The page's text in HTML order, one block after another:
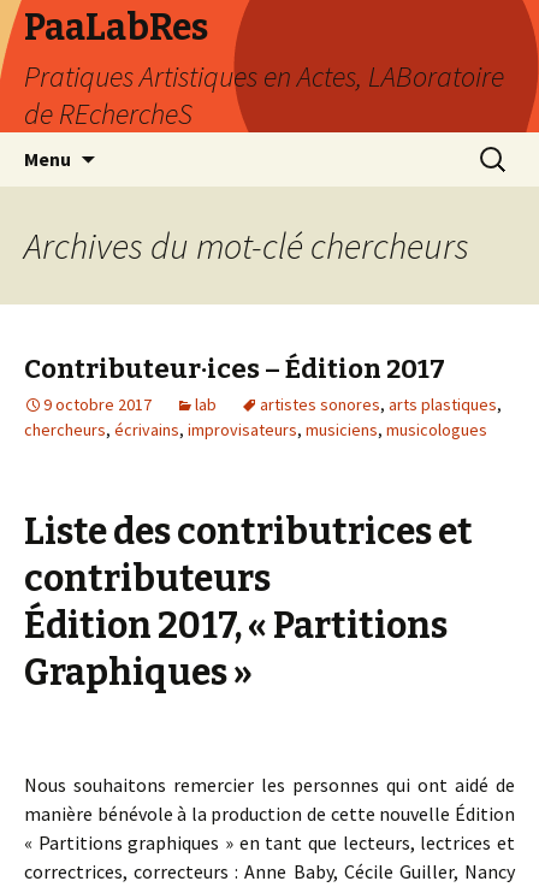
PaaLabRes
Pratiques Artistiques en Actes, LABoratoire
de REchercheS
Menu
principal
Archives du mot-clé chercheurs
Contributeur·ices – Édition 2017
9 octobre 2017 lab artistes sonores, arts plastiques,
chercheurs, écrivains, improvisateurs, musiciens, musicologues
Liste des contributrices et
contributeurs
Édition 2017, « Partitions
Graphiques »
Nous souhaitons remercier les personnes qui ont aidé de
manière bénévole à la production de cette nouvelle Édition
« Partitions graphiques » en tant que lecteurs, lectrices et
correctrices, correcteurs : Anne Baby, Cécile Guiller, Nancy